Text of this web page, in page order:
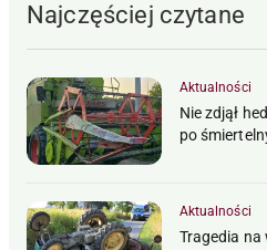
Najczęściej czytane
Aktualności
Nie zdjął
po
Aktualności
Tragedia na